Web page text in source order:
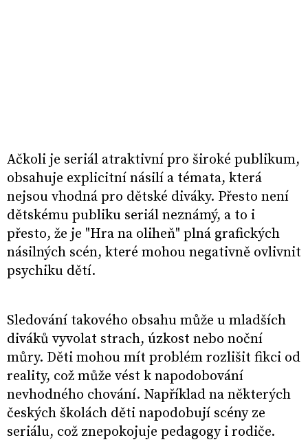
Ačkoli je seriál atraktivní pro široké publikum,
obsahuje explicitní násilí a témata, která
nejsou vhodná pro dětské diváky. Přesto není
dětskému publiku seriál neznámý, a to i
přesto, že je "Hra na oliheň" plná grafických
násilných scén, které mohou negativně ovlivnit
psychiku dětí.
Sledování takového obsahu může u mladších
diváků vyvolat strach, úzkost nebo noční
můry. Děti mohou mít problém rozlišit fikci od
reality, což může vést k napodobování
nevhodného chování. Například na některých
českých školách děti napodobují scény ze
seriálu, což znepokojuje pedagogy i rodiče.